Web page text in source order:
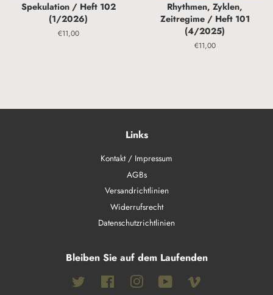
Spekulation / Heft 102
(1/2026)
Normaler
€11,00
Rhythmen, Zyklen,
Zeitregime / Heft 101
(4/2025)
Normaler
€11,00
Links
Kontakt / Impressum
AGBs
Versandrichtlinien
Widerrufsrecht
Datenschutzrichtlinien
Bleiben Sie auf dem Laufenden
Twitter Facebook Instagram YouTube